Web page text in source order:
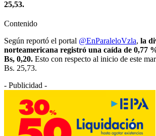
25,53.
Contenido
Según reportó el portal @EnParaleloVzla, la
norteamericana registró una caída de 0,77
Bs, 0,20. Esto con respecto al inicio de este
Bs. 25,73.
- Publicidad -